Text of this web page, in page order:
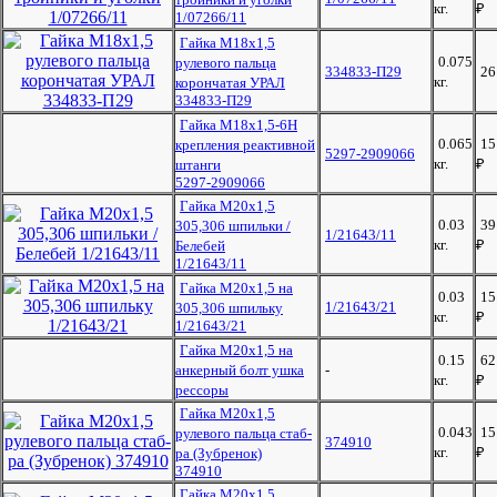
1/07266/11
кг.
₽
Гайка М18х1,5
рулевого пальца
корончатая УРАЛ
334833-П29
334833-П29
0.075
кг.
Гайка М18х1,5-6Н
крепления реактивной
штанги
5297-2909066
5297-2909066
0.065
кг.
₽
Гайка М20х1,5
305,306 шпильки /
Белебей
1/21643/11
1/21643/11
0.03
кг.
₽
Гайка М20х1,5 на
305,306 шпильку
1/21643/21
1/21643/21
0.03
кг.
₽
Гайка М20х1,5 на
анкерный болт ушка
рессоры
-
0.15
кг.
₽
Гайка М20х1,5
рулевого пальца стаб-
ра (Зубренок)
374910
374910
0.043
кг.
₽